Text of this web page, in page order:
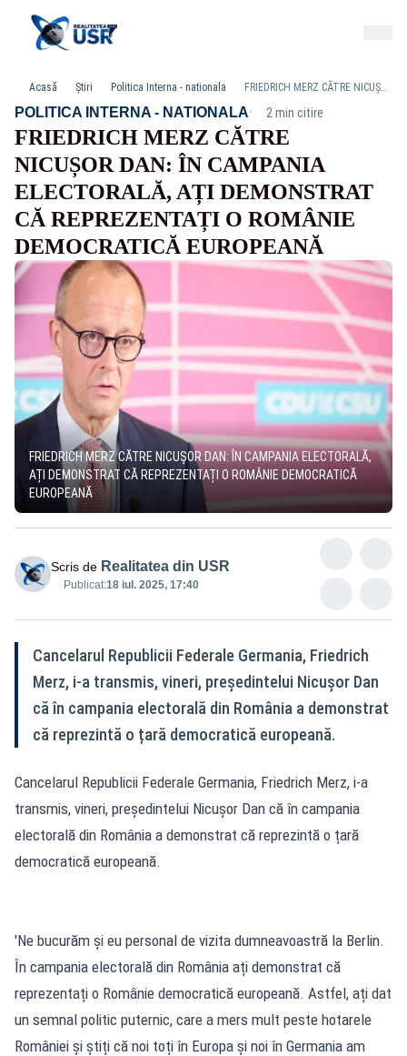
Acasă Știri Politica Interna - nationala FRIEDRICH MERZ CĂTRE NICUȘOR DAN: ÎN CAMPANIA ELECTORALĂ, AȚI DEMONSTRAT CĂ REPREZENTAȚI O ROMÂNIE DEMOCRATICĂ EUROPEANĂ
POLITICA INTERNA - NATIONALA· 2 min citire
FRIEDRICH MERZ CĂTRE
NICUȘOR DAN: ÎN CAMPANIA
ELECTORALĂ, AȚI DEMONSTRAT
CĂ REPREZENTAȚI O ROMÂNIE
DEMOCRATICĂ EUROPEANĂ
FRIEDRICH MERZ CĂTRE NICUȘOR DAN: ÎN CAMPANIA ELECTORALĂ,
AȚI DEMONSTRAT CĂ REPREZENTAȚI O ROMÂNIE DEMOCRATICĂ
EUROPEANĂ
Scris de Realitatea din USR
Publicat:18 iul. 2025, 17:40
Cancelarul Republicii Federale Germania, Friedrich
Merz, i-a transmis, vineri, președintelui Nicușor Dan
că în campania electorală din România a demonstrat
că reprezintă o țară democratică europeană.
Cancelarul Republicii Federale Germania, Friedrich Merz, i-a
transmis, vineri, președintelui Nicușor Dan că în campania
electorală din România a demonstrat că reprezintă o țară
democratică europeană.
'Ne bucurăm și eu personal de vizita dumneavoastră la Berlin.
În campania electorală din România ați demonstrat că
reprezentați o Românie democratică europeană. Astfel, ați dat
un semnal politic puternic, care a mers mult peste hotarele
României și știți că noi toți în Europa și noi în Germania am